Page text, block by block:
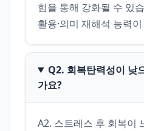
험을 통해 강화될 수 있
활용·의미 재해석 능력
Q2. 회복탄력성이 낮
가요?
A2. 스트레스 후 회복이